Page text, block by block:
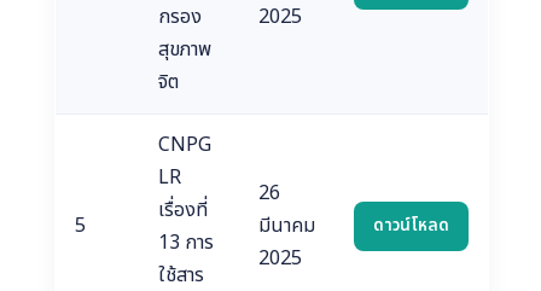
กรอง
สุขภาพ
จิต
2025
5
CNPG
LR
เรื่องที่
13 การ
ใช้สาร
26
มีนาคม
2025
ดาวน์โหลด